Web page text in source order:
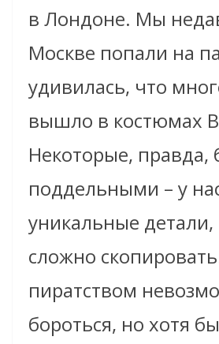
в Лондоне. Мы
Москве попали на
удивилась, что
вышло в костюмах
Некоторые, правда,
поддельными – у
уникальные
сложно
пиратством
бороться, но хотя